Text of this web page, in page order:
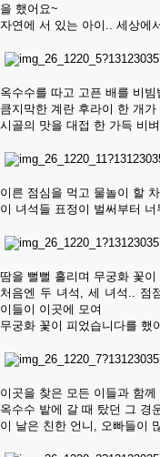
을 했어요~
자연에 서 있는 아이.. 세상에
옥수수를 따고 고픈 배를 비빔
큼지막한 계란 후라이 한 개
시골의 맛을 대접 한 가득 비
이른 점심을 먹고 물놀이 할
이 녀석들 표정이 벌써부터
땀을 뻘뻘 흘리며 무궁화 꽃
처음엔 두 녀석, 세 녀석.. 점
이들이 이곳에 모여
무궁화 꽃이 피었습니다를 했
이곳을 찾은 모든 이들과 함
옥수수 밭에 갈 때 탔던 그 경
이 날은 친한 언니, 오빠들이